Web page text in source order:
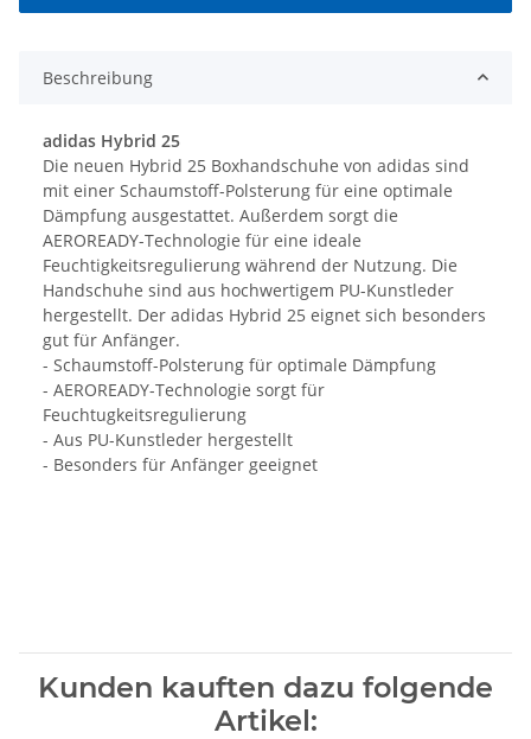
Beschreibung
adidas Hybrid 25
Die neuen Hybrid 25 Boxhandschuhe von adidas sind
mit einer Schaumstoff-Polsterung für eine optimale
Dämpfung ausgestattet. Außerdem sorgt die
AEROREADY-Technologie für eine ideale
Feuchtigkeitsregulierung während der Nutzung. Die
Handschuhe sind aus hochwertigem PU-Kunstleder
hergestellt. Der adidas Hybrid 25 eignet sich besonders
gut für Anfänger.
- Schaumstoff-Polsterung für optimale Dämpfung
- AEROREADY-Technologie sorgt für
Feuchtugkeitsregulierung
- Aus PU-Kunstleder hergestellt
- Besonders für Anfänger geeignet
Kunden kauften dazu folgende
Artikel: